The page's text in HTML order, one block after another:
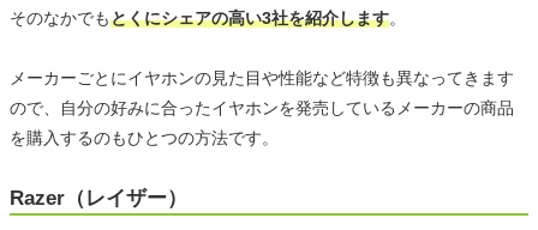
そのなかでもとくにシェアの高い3社を紹介します。
メーカーごとにイヤホンの見た目や性能など特徴も異なってきます
ので、自分の好みに合ったイヤホンを発売しているメーカーの商品
を購入するのもひとつの方法です。
Razer（レイザー）